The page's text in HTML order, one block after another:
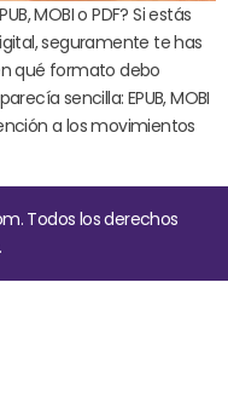
MOBI o PDF? Si estás
seguramente te has
qué formato debo
sencilla: EPUB, MOBI
a los movimientos
Todos los derechos